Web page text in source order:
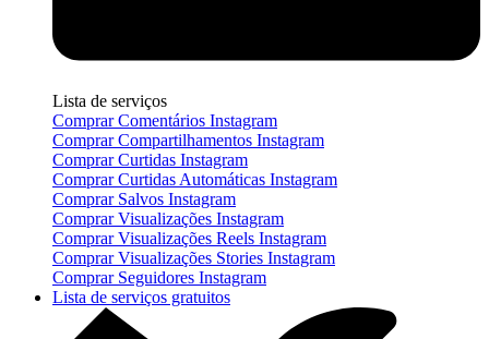
Lista de serviços
Comprar Comentários Instagram
Comprar Compartilhamentos Instagram
Comprar Curtidas Instagram
Comprar Curtidas Automáticas Instagram
Comprar Salvos Instagram
Comprar Visualizações Instagram
Comprar Visualizações Reels Instagram
Comprar Visualizações Stories Instagram
Comprar Seguidores Instagram
Lista de serviços gratuitos